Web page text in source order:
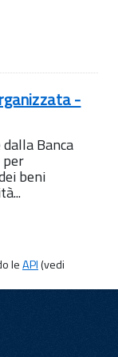
-
Banca
per
beni
leAPI(vedi